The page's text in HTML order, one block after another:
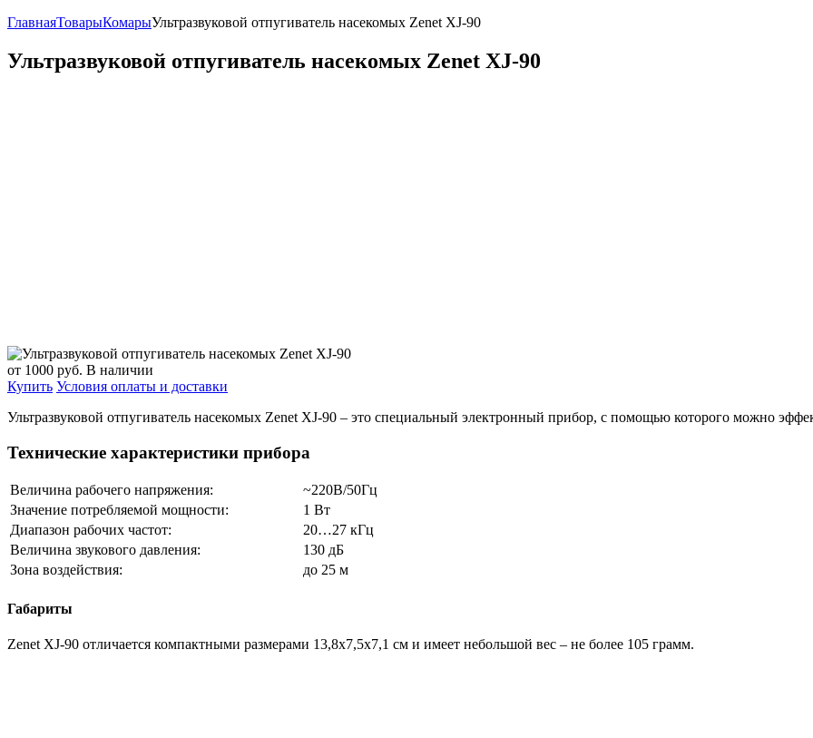
ГлавнаяТоварыКомарыУльтразвуковой отпугиватель насекомых Zenet XJ-90
Ультразвуковой отпугиватель насекомых Zenet XJ-90
от 1000 руб. В наличии
Купить Условия оплаты и доставки
Ультразвуковой отпугиватель насекомых Zenet XJ-90 – это специальный электронный прибор, с помощью которого можно
Технические характеристики прибора
Величина рабочего напряжения:
~220В/50Гц
Значение потребляемой мощности:
1 Вт
Диапазон рабочих частот:
20…27 кГц
Величина звукового давления:
130 дБ
Зона воздействия:
до 25 м
Габариты
Zenet XJ-90 отличается компактными размерами 13,8х7,5х7,1 см и имеет небольшой вес – не более 105 грамм.